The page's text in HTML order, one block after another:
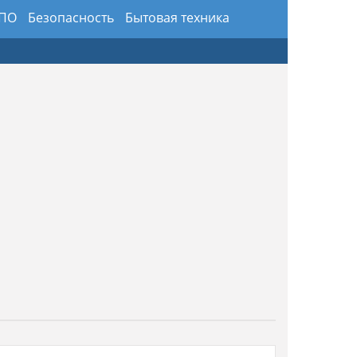
Безопасность
Бытовая техника
Предметы интерьера и обихода